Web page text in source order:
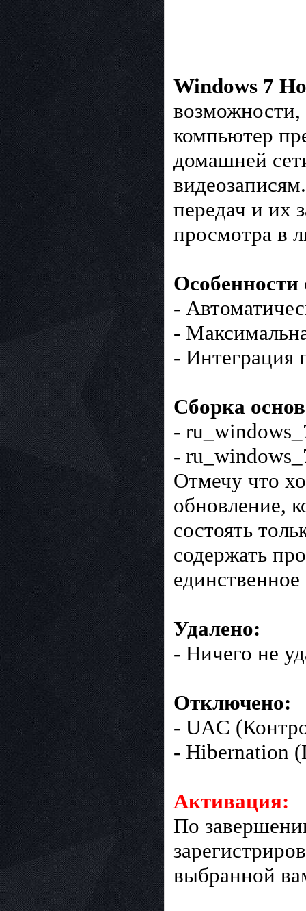
Windows 7
компьютер
домашней
передач и их
просмотра в
Особенности
-
-
- Интеграция
Сборка
-
-
Отмечу что
обновление,
состоять
содержать
Удалено:
- Ничего не
Отключено:
- UAC
- Hibernation
Активация:
По
выбранной